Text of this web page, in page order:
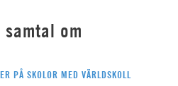
om
PÅ SKOLOR MED VÄRLDSKOLL